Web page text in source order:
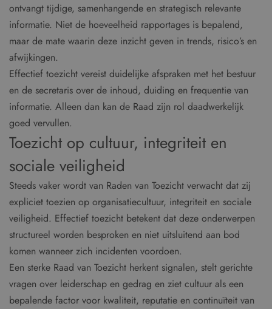
ontvangt tijdige, samenhangende en strategisch relevante
informatie. Niet de hoeveelheid rapportages is bepalend,
maar de mate waarin deze inzicht geven in trends, risico’s en
afwijkingen.
Effectief toezicht vereist duidelijke afspraken met het bestuur
en de secretaris over de inhoud, duiding en frequentie van
informatie. Alleen dan kan de Raad zijn rol daadwerkelijk
goed vervullen.
Toezicht op cultuur, integriteit en
sociale veiligheid
Steeds vaker wordt van Raden van Toezicht verwacht dat zij
expliciet toezien op organisatiecultuur, integriteit en sociale
veiligheid. Effectief toezicht betekent dat deze onderwerpen
structureel worden besproken en niet uitsluitend aan bod
komen wanneer zich incidenten voordoen.
Een sterke Raad van Toezicht herkent signalen, stelt gerichte
vragen over leiderschap en gedrag en ziet cultuur als een
bepalende factor voor kwaliteit, reputatie en continuïteit van